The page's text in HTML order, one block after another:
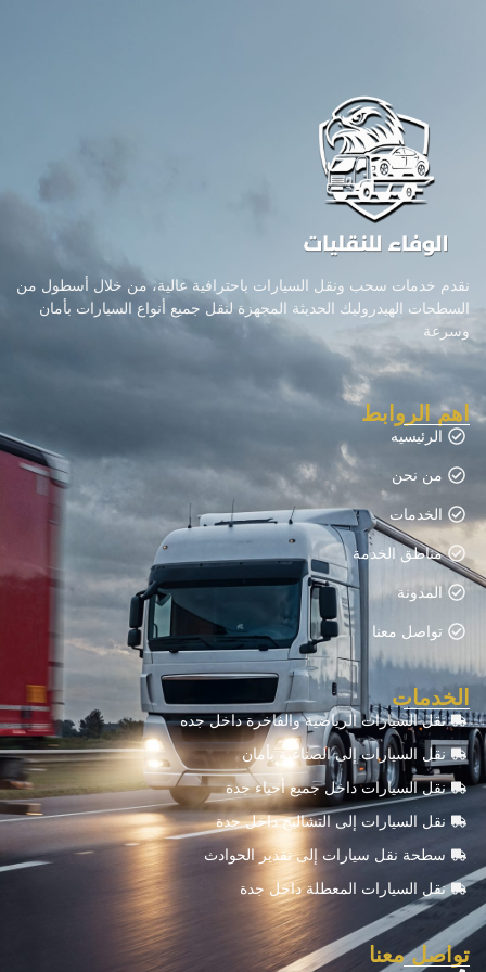
نقدم خدمات سحب ونقل السيارات باحترافية عالية، من خلال أسطول من
السطحات الهيدروليك الحديثة المجهزة لنقل جميع أنواع السيارات بأمان
وسرعة
اهم الروابط
الرئيسيه
من نحن
الخدمات
مناطق الخدمة
المدونة
تواصل معنا
الخدمات
نقل السيارات الرياضية والفاخرة داخل جده
نقل السيارات إلى الصناعية بأمان
نقل السيارات داخل جميع أحياء جدة
نقل السيارات إلى التشاليح داخل جدة
سطحة نقل سيارات إلى تقدير الحوادث
نقل السيارات المعطلة داخل جدة
تواصل معنا